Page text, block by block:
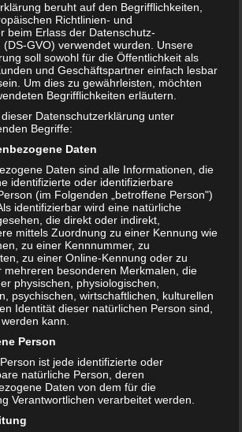
l
e
n
admin1
bauen
Kommentar
wird nicht veröffentlicht.
sind mit
beruht auf den Begrifflichkeiten,
Richtlinien- und
beim Erlass der Datenschutz-
GVO) verwendet wurden. Unsere
soll sowohl für die Öffentlichkeit als
und Geschäftspartner einfach lesbar
Um dies zu gewährleisten, möchten
Begrifflichkeiten erläutern.
Datenschutzerklärung unter
Begriffe:
Daten
Daten sind alle Informationen, die
identifizierte oder identifizierbare
(im Folgenden „betroffene Person")
identifizierbar wird eine natürliche
die direkt oder indirekt,
mittels Zuordnung zu einer Kennung wie
zu einer Kennnummer, zu
zu einer Online-Kennung oder zu
mehreren besonderen Merkmalen, die
physischen, physiologischen,
psychischen, wirtschaftlichen, kulturellen
Identität dieser natürlichen Person sind,
kann.
Person
ist jede identifizierte oder
natürliche Person, deren
Daten von dem für die
Verantwortlichen verarbeitet werden.